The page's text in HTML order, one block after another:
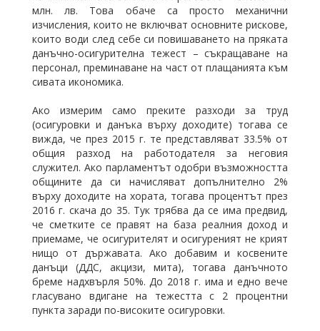
млн. лв. Това обаче са просто механични
изчисления, които не включват основните рискове,
които води след себе си повишаването на пряката
данъчно-осигурителна тежест – съкращаване на
персонал, преминаване на част от плащанията към
сивата икономика.
Ако измерим само преките разходи за труд
(осигуровки и данъка върху доходите) тогава се
вижда, че през 2015 г. те представляват 33.5% от
общия разход на работодателя за неговия
служител. Ако парламентът одобри възможността
общините да си начисляват допълнително 2%
върху доходите на хората, тогава процентът през
2016 г. скача до 35. Тук трябва да се има предвид,
че сметките се правят на база реалния доход и
приемаме, че осигурителят и осигуреният не крият
нищо от държавата. Ако добавим и косвените
данъци (ДДС, акцизи, мита), тогава данъчното
бреме надхвърля 50%. До 2018 г. има и едно вече
гласувано вдигане на тежестта с 2 процентни
пункта заради по-високите осигуровки.